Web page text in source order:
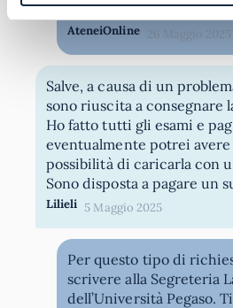
ufficiale dell'università.
AteneiOnline 26 Maggio 2025
Salve, a causa di un
sono riuscita a consegnare
Ho fatto tutti gli esami e
eventualmente potrei
possibilità di caricarla con
Lilieli 5 Maggio 2025
Per questo tipo di
scrivere alla Segreteria
dell’Università Pegaso.